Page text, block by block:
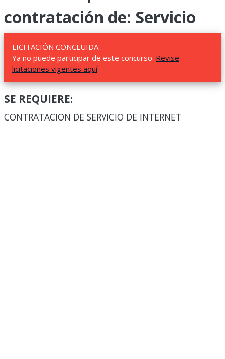
contratación de: Servicio
LICITACIÓN CONCLUIDA.
Ya no puede participar de este concurso. Revise
licitaciones vigentes aquí
SE REQUIERE:
CONTRATACION DE SERVICIO DE INTERNET